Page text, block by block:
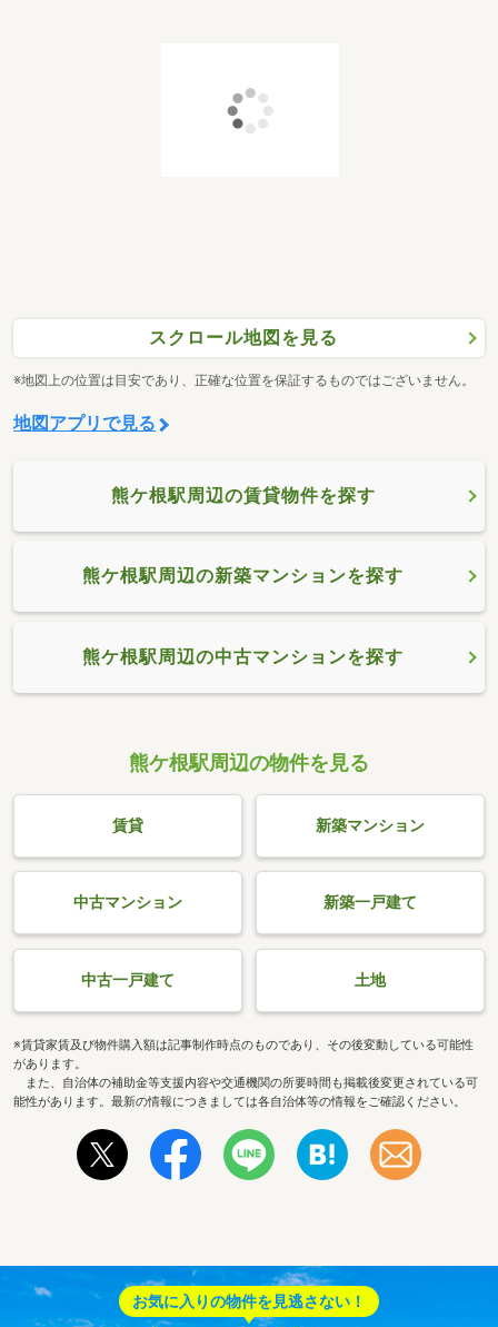
スクロール地図を見る
※地図上の位置は目安であり、正確な位置を保証するものではございません。
地図アプリで見る
熊ケ根駅周辺の賃貸物件を探す
熊ケ根駅周辺の新築マンションを探す
熊ケ根駅周辺の中古マンションを探す
熊ケ根駅周辺の物件を見る
賃貸 新築マンション
中古マンション 新築一戸建て
中古一戸建て 土地
※賃貸家賃及び物件購入額は記事制作時点のものであり、その後変動している可能性
があります。
また、自治体の補助金等支援内容や交通機関の所要時間も掲載後変更されている可
能性があります。最新の情報につきましては各自治体等の情報をご確認ください。
お気に入りの物件を見逃さない！